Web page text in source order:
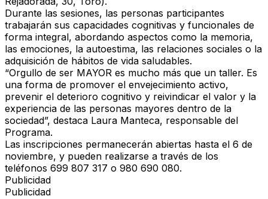
Durante las sesiones, las personas participantes
trabajarán sus capacidades cognitivas y funcionales de
forma integral, abordando aspectos como la memoria,
las emociones, la autoestima, las relaciones sociales o la
adquisición de hábitos de vida saludables.
“Orgullo de ser MAYOR es mucho más que un taller. Es
una forma de promover el envejecimiento activo,
prevenir el deterioro cognitivo y reivindicar el valor y la
experiencia de las personas mayores dentro de la
sociedad”, destaca Laura Manteca, responsable del
Programa.
Las inscripciones permanecerán abiertas hasta el 6 de
noviembre, y pueden realizarse a través de los
teléfonos 699 807 317 o 980 690 080.
Publicidad
Publicidad